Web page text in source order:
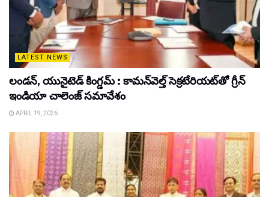
LATEST NEWS
లండన్, యునైటెడ్ కింగ్డమ్ : కామన్‌వెల్త్ సెక్రటేరియట్‌తో గ్రీన్
ఇండియా చాలెంజ్ సమావేశం
APRIL 19, 2026